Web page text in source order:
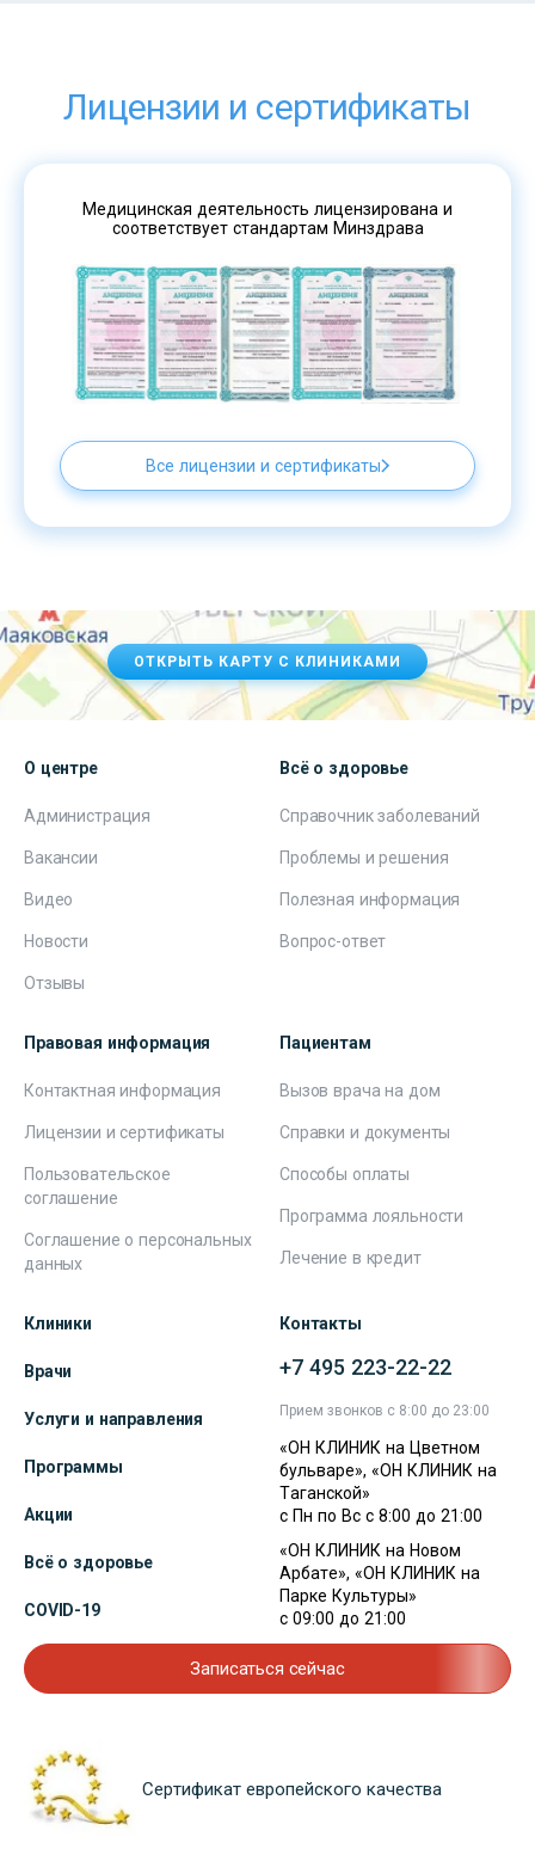
Лицензии и сертификаты
Медицинская деятельность лицензирована и
соответствует стандартам Минздрава
Все лицензии и сертификаты
ОТКРЫТЬ КАРТУ С КЛИНИКАМИ
О центре
Администрация
Вакансии
Видео
Новости
Отзывы
Всё о здоровье
Справочник заболеваний
Проблемы и решения
Полезная информация
Вопрос-ответ
Правовая информация
Контактная информация
Лицензии и сертификаты
Пользовательское
соглашение
Соглашение о персональных
данных
Пациентам
Вызов врача на дом
Справки и документы
Способы оплаты
Программа лояльности
Лечение в кредит
Клиники
Врачи
Услуги и направления
Программы
Акции
Всё о здоровье
COVID-19
Контакты
+7 495 223-22-22
Прием звонков с 8:00 до 23:00
«ОН КЛИНИК на Цветном
бульваре», «ОН КЛИНИК на
Таганской»
с Пн по Вс с 8:00 до 21:00
«ОН КЛИНИК на Новом
Арбате», «ОН КЛИНИК на
Парке Культуры»
с 09:00 до 21:00
Записаться сейчас
Сертификат европейского качества